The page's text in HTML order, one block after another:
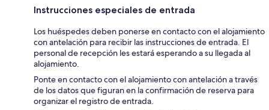
Instrucciones especiales de entrada
Los huéspedes deben ponerse en contacto con el alojamiento
con antelación para recibir las instrucciones de entrada. El
personal de recepción les estará esperando a su llegada al
alojamiento.
Ponte en contacto con el alojamiento con antelación a través
de los datos que figuran en la confirmación de reserva para
organizar el registro de entrada.